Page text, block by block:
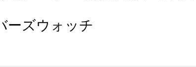
ーズウォッチ